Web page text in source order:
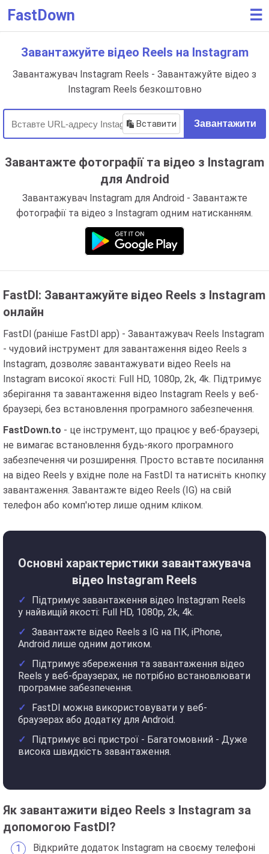
FastDown ☰
Завантажуйте відео Reels на Instagram
Завантажувач Instagram Reels - Завантажуйте відео з
Instagram Reels безкоштовно
Вставити Завантажити
Завантажте фотографії та відео з Instagram
для Android
Завантажувач Instagram для Android - Завантажте
фотографії та відео з Instagram одним натисканням.
FastDl: Завантажуйте відео Reels з Instagram
онлайн
FastDl (раніше FastDl app) - Завантажувач Reels Instagram
- чудовий інструмент для завантаження відео Reels з
Instagram, дозволяє завантажувати відео Reels на
Instagram високої якості: Full HD, 1080p, 2k, 4k. Підтримує
зберігання та завантаження відео Instagram Reels у веб-
браузері, без встановлення програмного забезпечення.
FastDown.to - це інструмент, що працює у веб-браузері,
не вимагає встановлення будь-якого програмного
забезпечення чи розширення. Просто вставте посилання
на відео Reels у вхідне поле на FastDl та натисніть кнопку
завантаження. Завантажте відео Reels (IG) на свій
телефон або комп'ютер лише одним кліком.
Основні характеристики завантажувача
відео Instagram Reels
Підтримує завантаження відео Instagram Reels
у найвищій якості: Full HD, 1080p, 2k, 4k.
Завантажте відео Reels з IG на ПК, iPhone,
Android лише одним дотиком.
Підтримує збереження та завантаження відео
Reels у веб-браузерах, не потрібно встановлювати
програмне забезпечення.
FastDl можна використовувати у веб-
браузерах або додатку для Android.
Підтримує всі пристрої - Багатомовний - Дуже
висока швидкість завантаження.
Як завантажити відео Reels з Instagram за
допомогою FastDl?
Відкрийте додаток Instagram на своєму телефоні